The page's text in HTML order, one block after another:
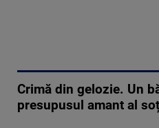
Crimă din gelozie. Un
presupusul amant al